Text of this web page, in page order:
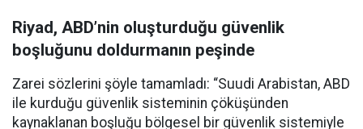
Riyad, ABD’nin oluşturduğu güvenlik
boşluğunu doldurmanın peşinde
Zarei sözlerini şöyle tamamladı: “Suudi Arabistan, ABD
ile kurduğu güvenlik sisteminin çöküşünden
kaynaklanan boşluğu bölgesel bir güvenlik sistemiyle